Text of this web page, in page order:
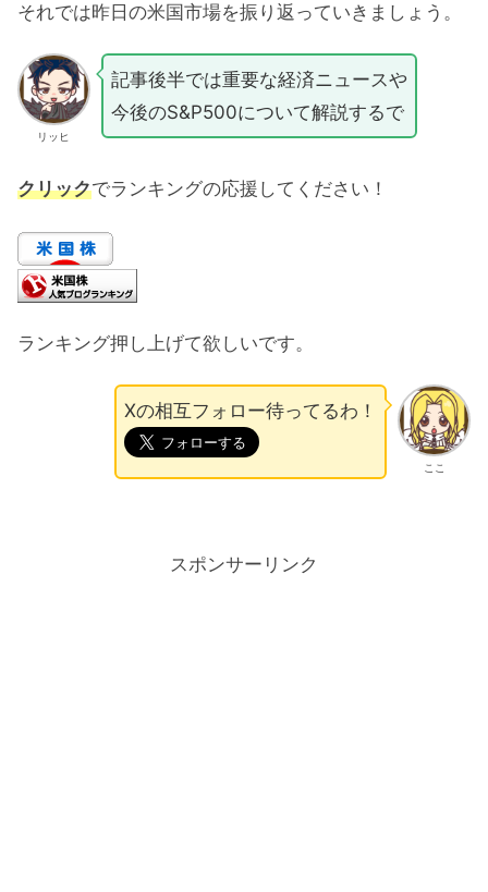
それでは昨日の米国市場を振り返っていきましょう。
リッヒ
記事後半では重要な経済ニュースや
今後のS&P500について解説するで
クリックでランキングの応援してください！
ランキング押し上げて欲しいです。
ここ
Xの相互フォロー待ってるわ！
スポンサーリンク